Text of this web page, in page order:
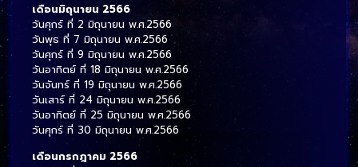
เดือนมิถุนายน 2566
วันศุกร์ ที่ 2 มิถุนายน พ.ศ.2566
วันพุธ ที่ 7 มิถุนายน พ.ศ.2566
วันศุกร์ ที่ 9 มิถุนายน พ.ศ.2566
วันอาทิตย์ ที่ 18 มิถุนายน พ.ศ.2566
วันจันทร์ ที่ 19 มิถุนายน พ.ศ.2566
วันเสาร์ ที่ 24 มิถุนายน พ.ศ.2566
วันอาทิตย์ ที่ 25 มิถุนายน พ.ศ.2566
วันศุกร์ ที่ 30 มิถุนายน พ.ศ.2566
เดือนกรกฎาคม 2566